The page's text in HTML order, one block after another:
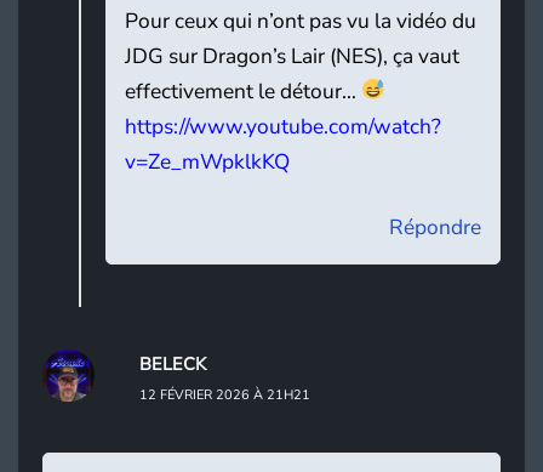
Pour ceux qui n’ont pas vu la vidéo du
JDG sur Dragon’s Lair (NES), ça vaut
effectivement le détour…
https://www.youtube.com/watch?
v=Ze_mWpklkKQ
Répondre
BELECK
12 FÉVRIER 2026 À 21H21